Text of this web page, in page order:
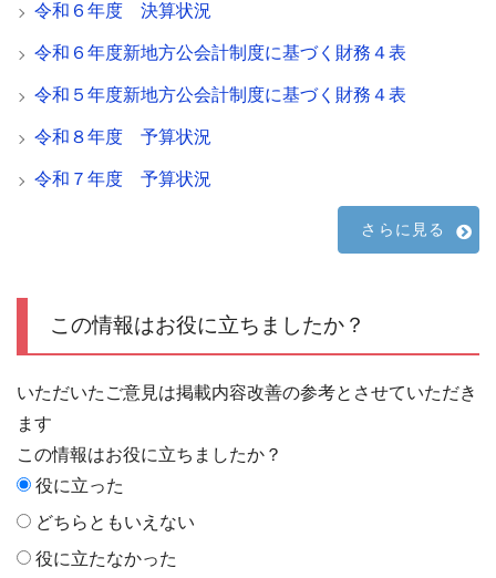
令和６年度 決算状況
令和６年度新地方公会計制度に基づく財務４表
令和５年度新地方公会計制度に基づく財務４表
令和８年度 予算状況
令和７年度 予算状況
さらに見る
この情報はお役に立ちましたか？
いただいたご意見は掲載内容改善の参考とさせていただき
ます
この情報はお役に立ちましたか？
役に立った
どちらともいえない
役に立たなかった